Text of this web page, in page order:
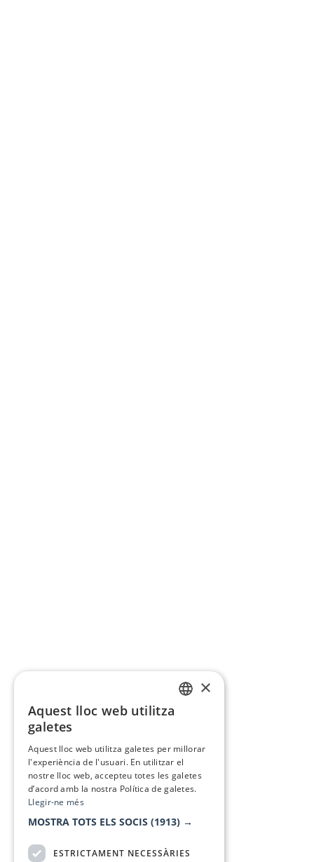
×
Aquest lloc web utilitza
galetes
Aquest lloc web utilitza galetes per millorar
l'experiència de l'usuari. En utilitzar el
nostre lloc web, accepteu totes les galetes
d’acord amb la nostra Política de galetes.
Llegir-ne més
MOSTRA TOTS ELS SOCIS (1913) →
ESTRICTAMENT NECESSÀRIES